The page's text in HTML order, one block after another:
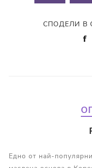
СПОДЕЛИ В
Едно от най-